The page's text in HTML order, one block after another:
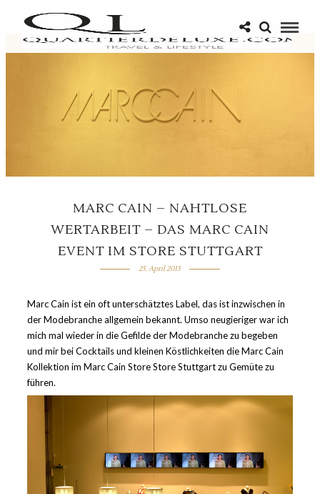
MARC CAIN – NAHTLOSE
WERTARBEIT – DAS MARC CAIN
EVENT IM STORE STUTTGART
25. April 2015
Marc Cain ist ein oft unterschätztes Label, das ist inzwischen in
der Modebranche allgemein bekannt. Umso neugieriger war ich
mich mal wieder in die Gefilde der Modebranche zu begeben
und mir bei Cocktails und kleinen Köstlichkeiten die Marc Cain
Kollektion im Marc Cain Store Store Stuttgart zu Gemüte zu
führen.